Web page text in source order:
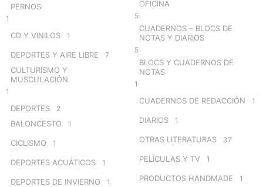
PERNOS
1
CD Y VINILOS 1
DEPORTES Y AIRE LIBRE 7
CULTURISMO Y
MUSCULACIÓN
1
DEPORTES 2
BALONCESTO 1
CICLISMO 1
DEPORTES ACUÁTICOS 1
DEPORTES DE INVIERNO 1
OFICINA
5
CUADERNOS – BLOCS DE
NOTAS Y DIARIOS
5
BLOCS Y CUADERNOS DE
NOTAS
1
CUADERNOS DE REDACCIÓN 1
DIARIOS 1
OTRAS LITERATURAS 37
PELÍCULAS Y TV 1
PRODUCTOS HANDMADE 1